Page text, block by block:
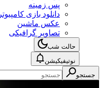
پس زمینه
دانلود بازی کامپیوتر
عکس ماشین
تصاویر گرافیکی
حالت شب
نوتیفیکیشن
جستجو